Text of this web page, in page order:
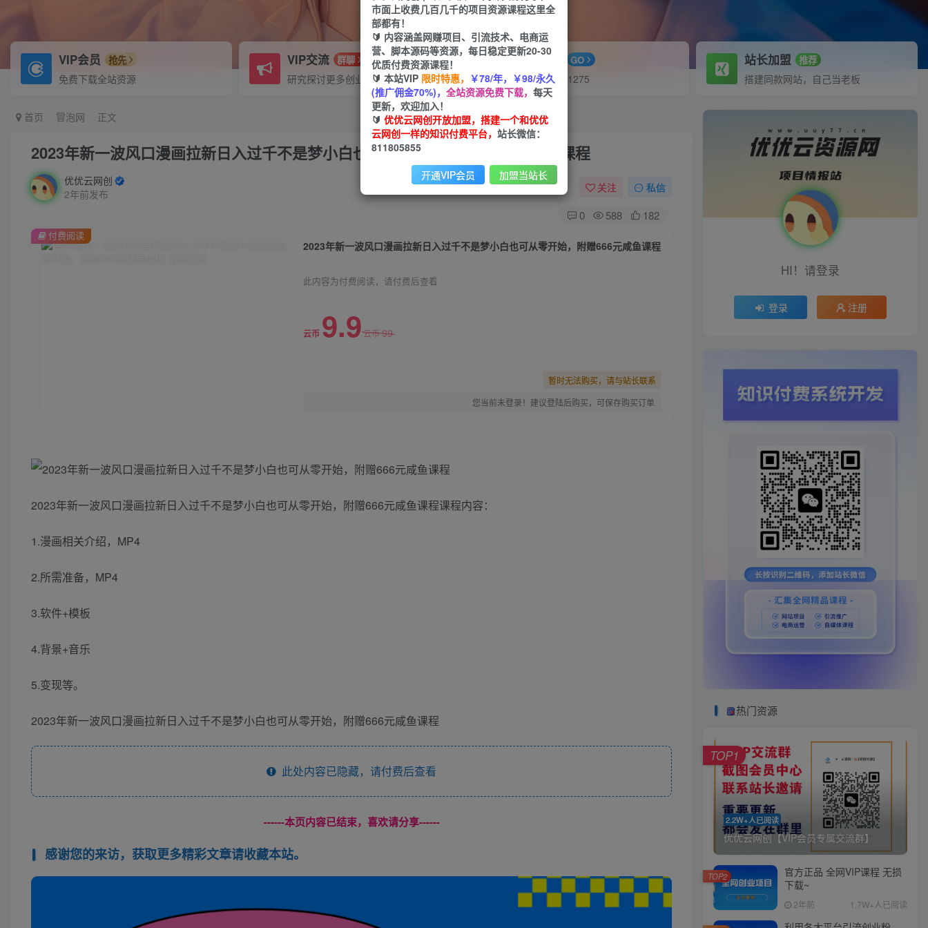
VIP会员 抢先
免费下载全站资源
VIP交流 群聊
研究探讨更多创业项目路子。
APP下载 GO
站长V：hu91275
站长加盟 推荐
搭建同款网站，自己当老板
首页 冒泡网 正文
2023年新一波风口漫画拉新日入过千不是梦小白也可从零开始，附赠666元咸鱼课程
优优云网创
2年前发布
关注 私信
0 588 182
2023年新一波风口漫画拉新日入过千不是梦小白也可从零开始，附赠666元咸鱼课程
此内容为付费阅读，请付费后查看
云币 9.9云币99
暂时无法购买，请与站长联系
您当前未登录！建议登陆后购买，可保存购买订单
付费阅读
2023年新一波风口漫画拉新日入过千不是梦小白也可从零开始，附赠666元咸鱼课程课程内容：
1.漫画相关介绍，MP4
2.所需准备，MP4
3.软件+模板
4.背景+音乐
5.变现等。
2023年新一波风口漫画拉新日入过千不是梦小白也可从零开始，附赠666元咸鱼课程
此处内容已隐藏，请付费后查看
------本页内容已结束，喜欢请分享------
感谢您的来访，获取更多精彩文章请收藏本站。
HI！请登录
登录 注册
热门资源
2.2W+人已阅读
优优云网创【VIP会员专属交流群】
TOP1
官方正品 全网VIP课程 无损
下载~
2年前 1.7W+人已阅读
TOP2
市面上收费几百几千的项目资源课程这里全
部都有！
🔰 内容涵盖网赚项目、引流技术、电商运
营、脚本源码等资源，每日稳定更新20-30
优质付费资源课程！
🔰 本站VIP 限时特惠， ￥78/年，￥98/永久
(推广佣金70%)， 全站资源免费下载， 每天
更新，欢迎加入！
🔰 优优云网创开放加盟，搭建一个和优优
云网创一样的知识付费平台， 站长微信：
811805855
开通VIP会员 加盟当站长